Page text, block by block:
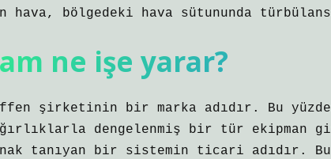
hava, bölgedeki hava sütununda
ne işe yarar?
şirketinin bir marka adıdır. Bu
ağırlıklarla dengelenmiş bir tür ekipman
tanıyan bir sistemin ticari adıdır.